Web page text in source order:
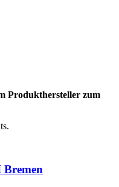
Produkthersteller zum
Bremen